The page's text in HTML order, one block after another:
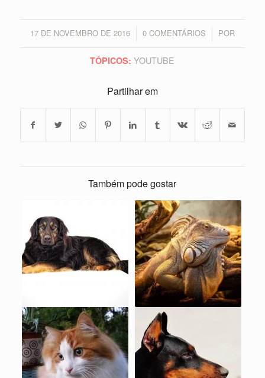
17 DE NOVEMBRO DE 2016
/ 0 COMENTÁRIOS
/ POR
TÓPICOS: YOUTUBE
Partilhar em
Também pode gostar